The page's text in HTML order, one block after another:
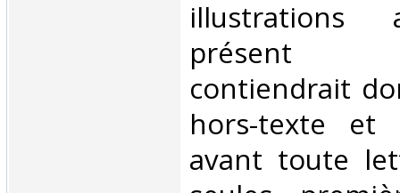
illustrations
présent
contiendrait
hors-texte et
avant toute